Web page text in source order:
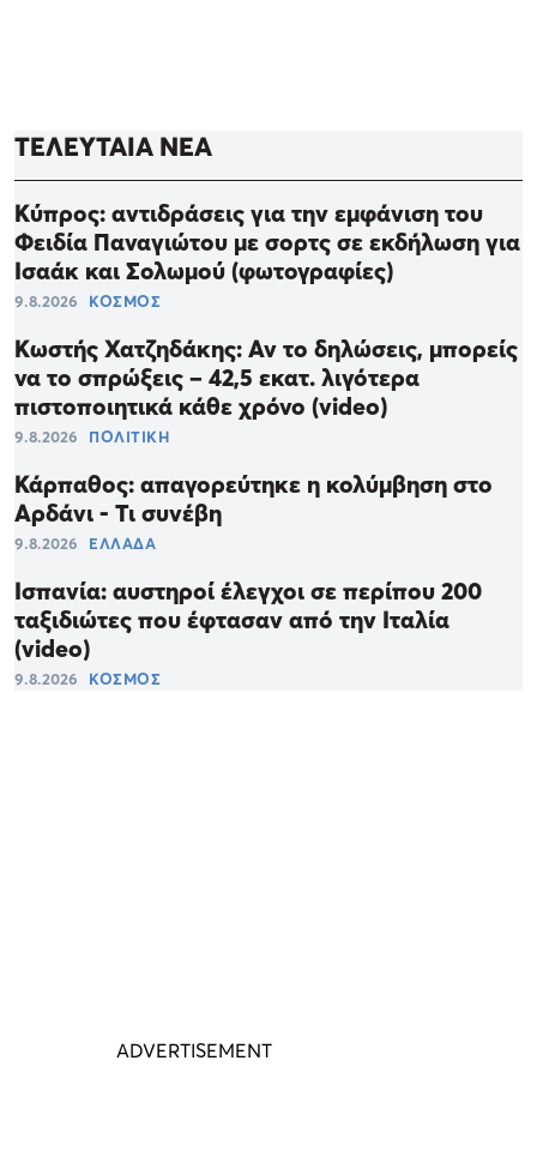
ΤΕΛΕΥΤΑΙΑ ΝΕΑ
Κύπρος: αντιδράσεις για την εμφάνιση του
Φειδία Παναγιώτου με σορτς σε εκδήλωση για
Ισαάκ και Σολωμού (φωτογραφίες)
9.8.2026 ΚΟΣΜΟΣ
Κωστής Χατζηδάκης: Αν το δηλώσεις, μπορείς
να το σπρώξεις – 42,5 εκατ. λιγότερα
πιστοποιητικά κάθε χρόνο (video)
9.8.2026 ΠΟΛΙΤΙΚΗ
Κάρπαθος: απαγορεύτηκε η κολύμβηση στο
Αρδάνι - Τι συνέβη
9.8.2026 ΕΛΛΑΔΑ
Ισπανία: αυστηροί έλεγχοι σε περίπου 200
ταξιδιώτες που έφτασαν από την Ιταλία
(video)
9.8.2026 ΚΟΣΜΟΣ